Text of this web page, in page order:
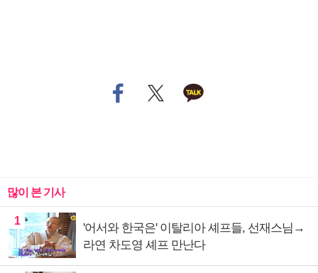
많이 본 기사
1
'어서와 한국은' 이탈리아 셰프들, 선재스님→
라연 차도영 셰프 만난다